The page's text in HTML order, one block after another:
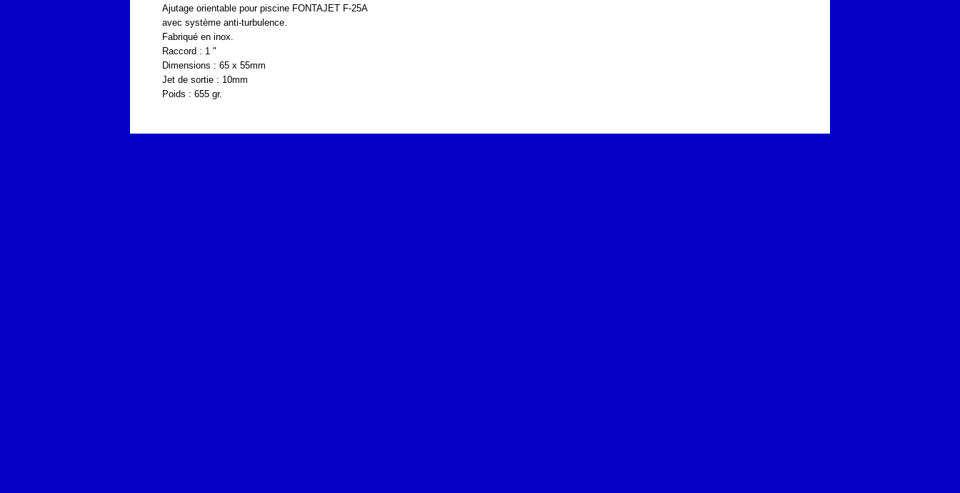
Ajutage orientable pour piscine FONTAJET F-25A
avec système anti-turbulence.
Fabriqué en inox.
Raccord : 1 "
Dimensions : 65 x 55mm
Jet de sortie : 10mm
Poids : 655 gr.